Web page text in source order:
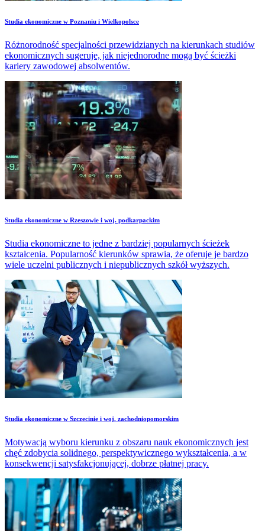
Studia ekonomiczne w Poznaniu i Wielkopolsce
Różnorodność specjalności przewidzianych na kierunkach studiów
ekonomicznych sugeruje, jak niejednorodne mogą być ścieżki
kariery zawodowej absolwentów.
Studia ekonomiczne w Rzeszowie i woj. podkarpackim
Studia ekonomiczne to jedne z bardziej popularnych ścieżek
kształcenia. Popularność kierunków sprawia, że oferuje je bardzo
wiele uczelni publicznych i niepublicznych szkół wyższych.
Studia ekonomiczne w Szczecinie i woj. zachodniopomorskim
Motywacją wyboru kierunku z obszaru nauk ekonomicznych jest
chęć zdobycia solidnego, perspektywicznego wykształcenia, a w
konsekwencji satysfakcjonującej, dobrze płatnej pracy.